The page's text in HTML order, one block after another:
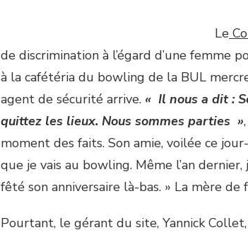
Le
de discrimination à l’égard d’une femme
à la cafétéria du bowling de la BUL
agent de sécurité arrive. « Il nous a dit :
quittez les lieux. Nous sommes parties »
moment des faits. Son amie, voilée ce
que je vais au bowling. Même l’an
fêté son anniversaire là-bas. » La mère
Pourtant, le gérant du site, Yannick